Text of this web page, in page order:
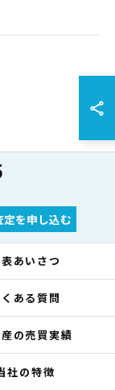
定を申し込む
あいさつ
ある質問
の売買実績
社の特徴